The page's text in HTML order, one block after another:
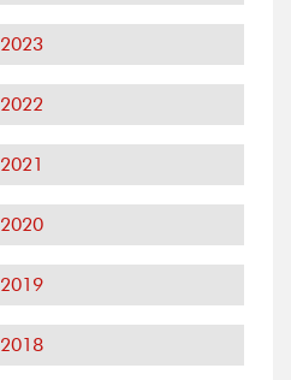
2023
2022
2021
2020
2019
2018